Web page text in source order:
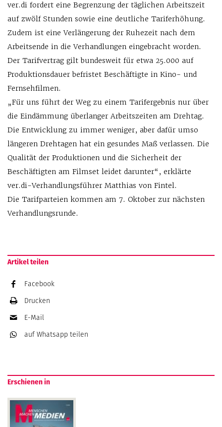
ver.di fordert eine Begrenzung der täglichen Arbeitszeit
auf zwölf Stunden sowie eine deutliche Tariferhöhung.
Zudem ist eine Verlängerung der Ruhezeit nach dem
Arbeitsende in die Verhandlungen eingebracht worden.
Der Tarifvertrag gilt bundesweit für etwa 25.000 auf
Produktionsdauer befristet Beschäftigte in Kino- und
Fernsehfilmen.
„Für uns führt der Weg zu einem Tarifergebnis nur über
die Eindämmung überlanger Arbeitszeiten am Drehtag.
Die Entwicklung zu immer weniger, aber dafür umso
längeren Drehtagen hat ein gesundes Maß verlassen. Die
Qualität der Produktionen und die Sicherheit der
Beschäftigten am Filmset leidet darunter“, erklärte
ver.di-Verhandlungsführer Matthias von Fintel.
Die Tarifparteien kommen am 7. Oktober zur nächsten
Verhandlungsrunde.
Artikel teilen
Facebook
Drucken
E-Mail
auf Whatsapp teilen
Erschienen in